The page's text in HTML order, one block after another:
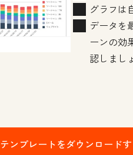
グラフは
データを
ーンの効
認しまし
テンプレートをダウンロードす